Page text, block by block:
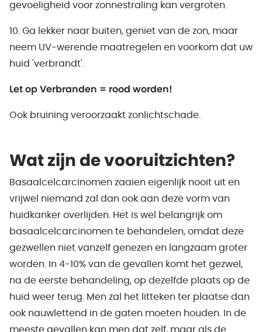
gevoeligheid voor zonnestraling kan vergroten.
10. Ga lekker naar buiten, geniet van de zon, maar
neem UV-werende maatregelen en voorkom dat uw
huid 'verbrandt'.
Let op Verbranden = rood worden!
Ook bruining veroorzaakt zonlichtschade.
Wat zijn de vooruitzichten?
Basaalcelcarcinomen zaaien eigenlijk nooit uit en
vrijwel niemand zal dan ook aan deze vorm van
huidkanker overlijden. Het is wel belangrijk om
basaalcelcarcinomen te behandelen, omdat deze
gezwellen niet vanzelf genezen en langzaam groter
worden. In 4-10% van de gevallen komt het gezwel,
na de eerste behandeling, op dezelfde plaats op de
huid weer terug. Men zal het litteken ter plaatse dan
ook nauwlettend in de gaten moeten houden. In de
meeste gevallen kan men dat zelf, maar als de